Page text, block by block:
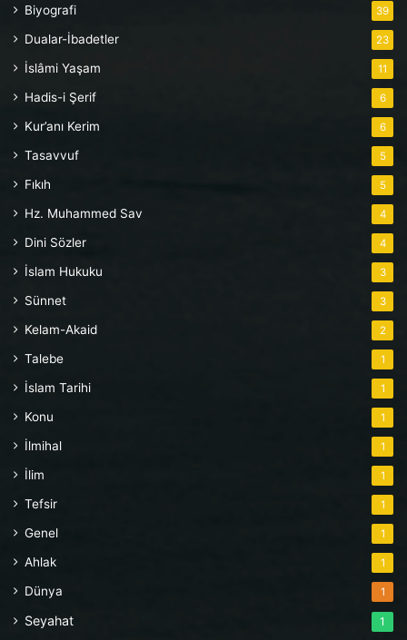
Biyografi 39
Dualar-İbadetler 23
İslâmi Yaşam 11
Hadis-i Şerif 6
Kur’anı Kerim 6
Tasavvuf 5
Fıkıh 5
Hz. Muhammed Sav 4
Dini Sözler 4
İslam Hukuku 3
Sünnet 3
Kelam-Akaid 2
Talebe 1
İslam Tarihi 1
Konu 1
İlmihal 1
İlim 1
Tefsir 1
Genel 1
Ahlak 1
Dünya 1
Seyahat 1